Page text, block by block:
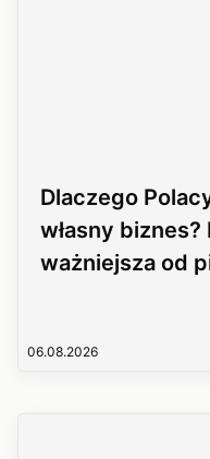
Dlaczego
własny
ważniejsza od
06.08.2026